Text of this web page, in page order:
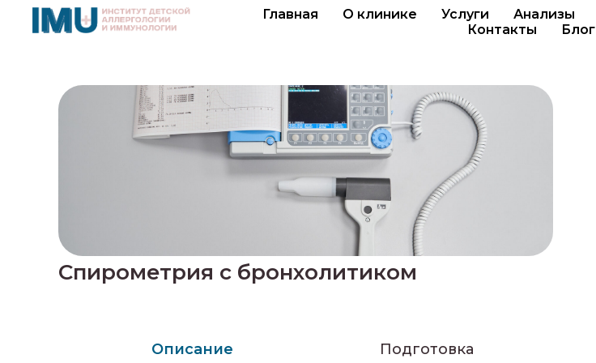
Главная О клинике Услуги Анализы
Контакты
Блог
Спирометрия с бронхолитиком
Описание Подготовка